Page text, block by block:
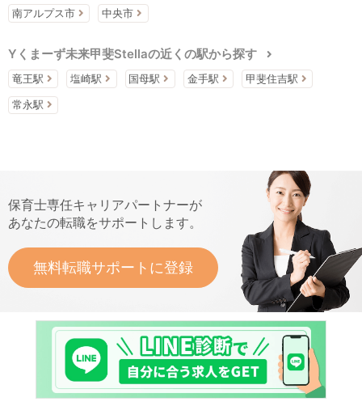
南アルプス市 中央市
Yくまーず未来甲斐Stellaの近くの駅から探す
竜王駅 塩崎駅 国母駅 金手駅 甲斐住吉駅
常永駅
保育士専任キャリアパートナーが
あなたの転職をサポートします。
無料転職サポートに登録